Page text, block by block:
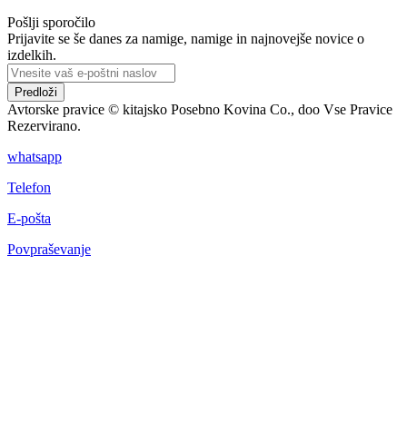
Pošlji sporočilo
Prijavite se še danes za namige, namige in najnovejše novice o
izdelkih.
Predloži
Avtorske pravice © kitajsko Posebno Kovina Co., doo Vse Pravice
Rezervirano.
whatsapp
Telefon
E-pošta
Povpraševanje